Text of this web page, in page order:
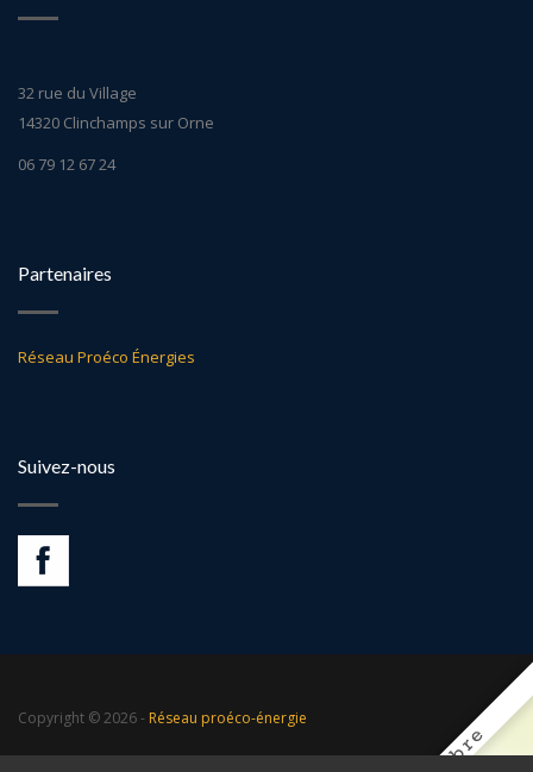
32 rue du Village
14320 Clinchamps sur Orne
06 79 12 67 24
Partenaires
Réseau Proéco Énergies
Suivez-nous
Copyright © 2026 - Réseau proéco-énergie